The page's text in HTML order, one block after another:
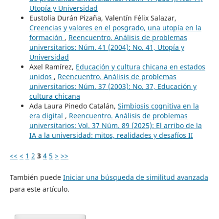
Utopía y Universidad
Eustolia Durán Pizaña, Valentín Félix Salazar,
Creencias y valores en el posgrado, una utopía en la
formación , Reencuentro. Análisis de problemas
universitarios: Núm. 41 (2004): No. 41, Utopía y
Universidad
Axel Ramírez, Educación y cultura chicana en estados
unidos , Reencuentro. Análisis de problemas
universitarios: Núm. 37 (2003): No. 37, Educación y
cultura chicana
Ada Laura Pinedo Catalán, Simbiosis cognitiva en la
era digital , Reencuentro. Análisis de problemas
universitarios: Vol. 37 Núm. 89 (2025): El arribo de la
IA a la universidad: mitos, realidades y desafíos II
<< < 1 2 3 4 5 > >>
También puede Iniciar una búsqueda de similitud avanzada
para este artículo.